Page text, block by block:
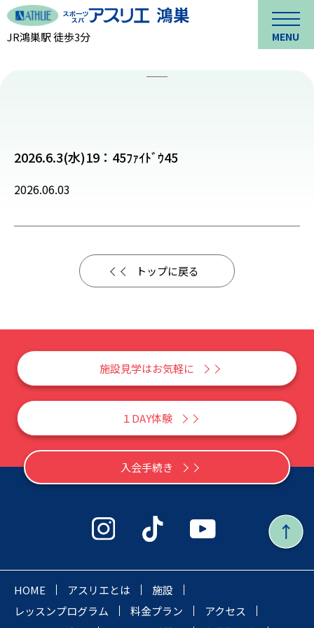
JR鴻巣駅 徒歩3分 MENU
2026.6.3(水)19：45ﾌｧｲﾄﾞｳ45
2026.06.03
トップに戻る
施設見学はお気軽に
１DAY体験
入会手続き
HOME アスリエとは
施設
レッスンプログラム
料金プラン
アクセス